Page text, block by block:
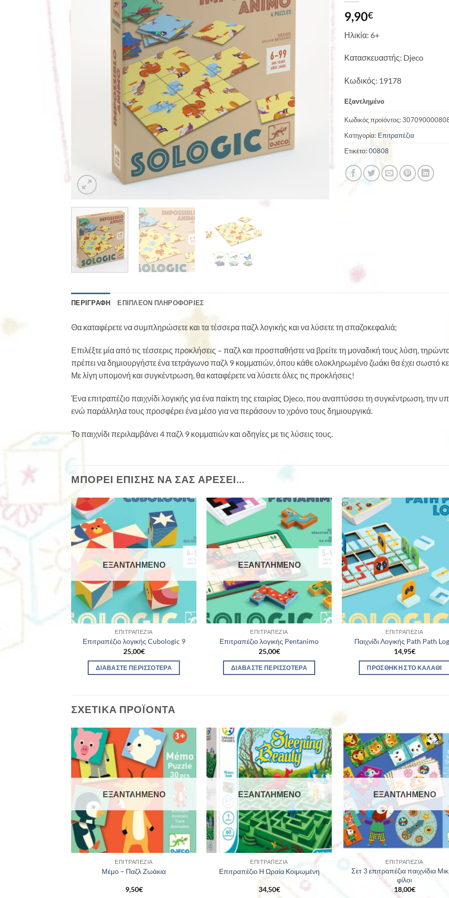
9,90€
Ηλικία: 6+
Κατασκευαστής: Djeco
Κωδικός: 19178
Εξαντλημένο
Κωδικός προϊόντος:
Κατηγορία: Επιτραπέζια
Ετικέτα:00808
ΠΕΡΙΓΡΑΦΉ ΕΠΙΠΛΈΟΝ ΠΛΗΡΟΦΟΡΊΕΣ
Θα καταφέρετε να συμπληρώσετε και τα τέσσερα παζλ λογικής και να λύσετε τη σπαζοκεφαλιά;
Επιλέξτε μία από τις τέσσερις προκλήσεις – παζλ και προσπαθήστε να βρείτε τη μοναδική τους λύση,
πρέπει να δημιουργήστε ένα τετράγωνο παζλ 9 κομματιών, όπου κάθε ολοκληρωμένο ζωάκι θα έχει σωστό
Με λίγη υπομονή και συγκέντρωση, θα καταφέρετε να λύσετε όλες τις προκλήσεις!
Ένα επιτραπέζιο παιχνίδι λογικής για ένα παίκτη της εταιρίας Djeco, που αναπτύσσει τη συγκέντρωση, την
ενώ παράλληλα τους προσφέρει ένα μέσο για να περάσουν το χρόνο τους δημιουργικά.
Το παιχνίδι περιλαμβάνει 4 παζλ 9 κομματιών και οδηγίες με τις λύσεις τους.
ΜΠΟΡΕΊ ΕΠΊΣΗΣ ΝΑ ΣΑΣ ΑΡΈΣΕΙ…
ΕΞΑΝΤΛΗΜΈΝΟ
ΕΠΙΤΡΑΠΈΖΙΑ
Επιτραπέζιο λογικής Cubologic 9
25,00€
ΔΙΑΒΆΣΤΕ ΠΕΡΙΣΣΌΤΕΡΑ
ΕΞΑΝΤΛΗΜΈΝΟ
ΕΠΙΤΡΑΠΈΖΙΑ
Επιτραπέζιο λογικής Pentanimo
25,00€
ΔΙΑΒΆΣΤΕ ΠΕΡΙΣΣΌΤΕΡΑ
ΕΠΙΤΡΑΠΈΖΙΑ
Παιχνίδι Λογικής Path Path
14,95€
ΠΡΟΣΘΉΚΗ ΣΤΟ ΚΑΛΆΘΙ
ΣΧΕΤΙΚΆ ΠΡΟΪΌΝΤΑ
ΕΞΑΝΤΛΗΜΈΝΟ
ΕΠΙΤΡΑΠΈΖΙΑ
Μέμο – Παζλ Ζωάκια
9,50€
ΕΞΑΝΤΛΗΜΈΝΟ
ΕΠΙΤΡΑΠΈΖΙΑ
Επιτραπέζιο Η Ωραία Κοιμωμένη
34,50€
ΕΞΑΝΤΛΗΜΈΝΟ
ΕΠΙΤΡΑΠΈΖΙΑ
Σετ 3 επιτραπέζια παιχνίδια
φίλοι
18,00€